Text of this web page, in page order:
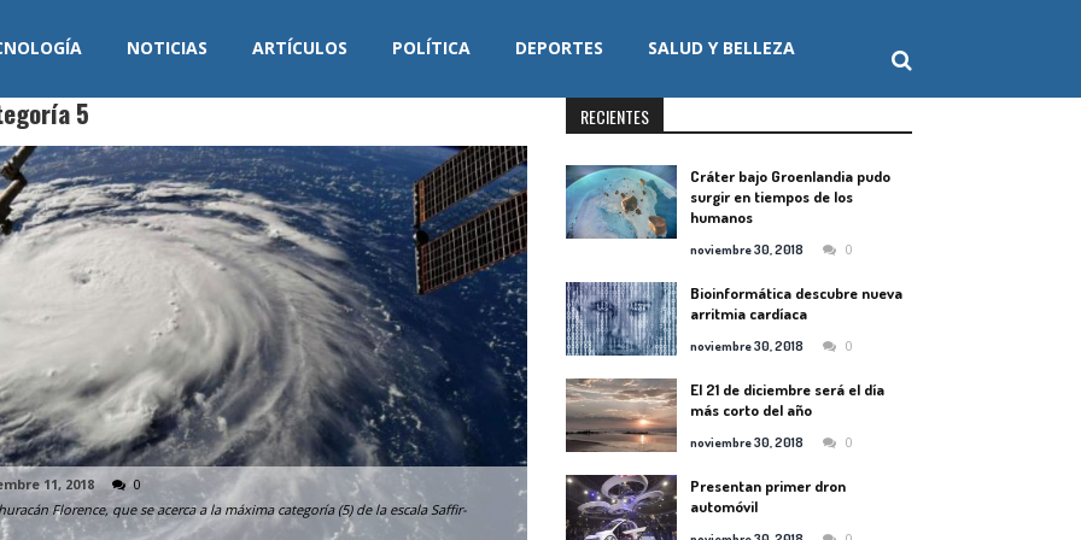
NOTICIAS ARTÍCULOS POLÍTICA DEPORTES SALUD Y BELLEZA
5
11, 2018
0
Florence, que se acerca a la máxima categoría (5) de la escala Saffir-
RECIENTES
Cráter bajo Groenlandia pudo
surgir en tiempos de los
humanos
noviembre 30, 2018 0
Bioinformática descubre nueva
arritmia cardíaca
noviembre 30, 2018 0
El 21 de diciembre será el día
más corto del año
noviembre 30, 2018 0
Presentan primer dron
automóvil